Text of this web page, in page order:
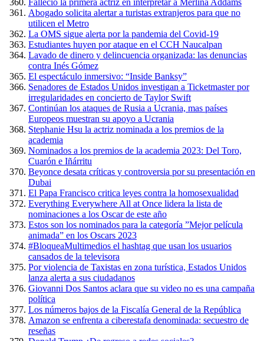
Falleció la primera actriz en interpretar a Merlina Addams
Abogado solicita alertar a turistas extranjeros para que no
utilicen el Metro
La OMS sigue alerta por la pandemia del Covid-19
Estudiantes huyen por ataque en el CCH Naucalpan
Lavado de dinero y delincuencia organizada: las denuncias
contra Inés Gómez
El espectáculo inmersivo: “Inside Banksy”
Senadores de Estados Unidos investigan a Ticketmaster por
irregularidades en concierto de Taylor Swift
Continúan los ataques de Rusia a Ucrania, mas países
Europeos muestran su apoyo a Ucrania
Stephanie Hsu la actriz nominada a los premios de la
academia
Nominados a los premios de la academia 2023: Del Toro,
Cuarón e Iñárritu
Beyonce desata críticas y controversia por su presentación en
Dubai
El Papa Francisco critica leyes contra la homosexualidad
Everything Everywhere All at Once lidera la lista de
nominaciones a los Oscar de este año
Estos son los nominados para la categoría ”Mejor película
animada” en los Oscars 2023
#BloqueaMultimedios el hashtag que usan los usuarios
cansados de la televisora
Por violencia de Taxistas en zona turística, Estados Unidos
lanza alerta a sus ciudadanos
Giovanni Dos Santos aclara que su video no es una campaña
política
Los números bajos de la Fiscalía General de la República
Amazon se enfrenta a ciberestafa denominada: secuestro de
reseñas